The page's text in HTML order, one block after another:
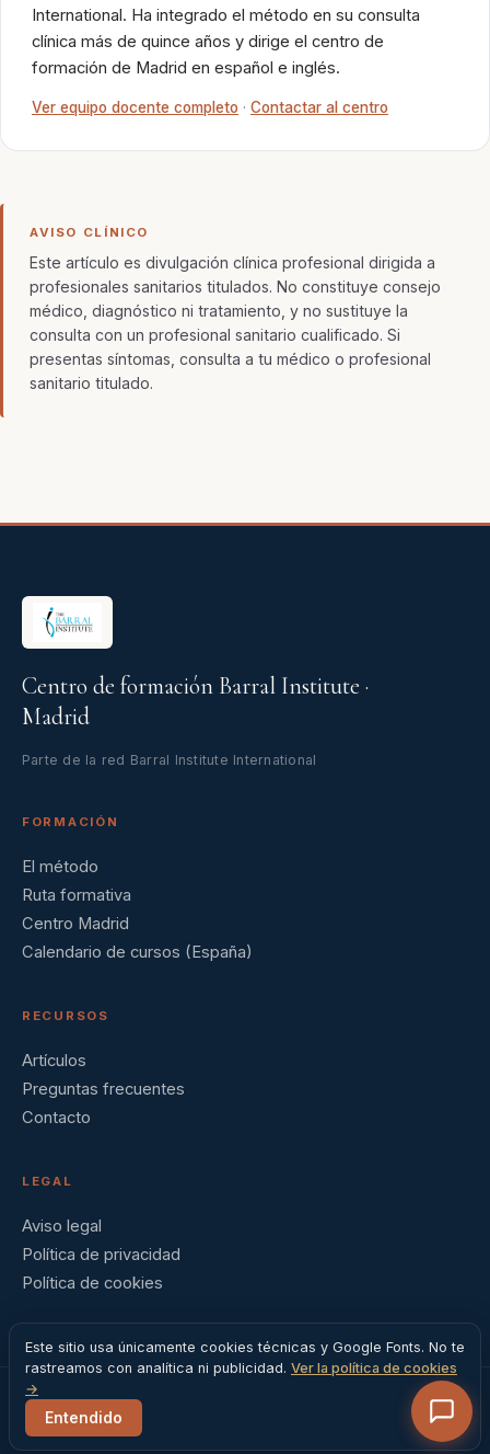
International. Ha integrado el método en su consulta
clínica más de quince años y dirige el centro de
formación de Madrid en español e inglés.
Ver equipo docente completo · Contactar al centro
AVISO CLÍNICO
Este artículo es divulgación clínica profesional dirigida a
profesionales sanitarios titulados. No constituye consejo
médico, diagnóstico ni tratamiento, y no sustituye la
consulta con un profesional sanitario cualificado. Si
presentas síntomas, consulta a tu médico o profesional
sanitario titulado.
Centro de formación Barral Institute ·
Madrid
Parte de la red Barral Institute International
FORMACIÓN
El método
Ruta formativa
Centro Madrid
Calendario de cursos (España)
RECURSOS
Artículos
Preguntas frecuentes
Contacto
LEGAL
Aviso legal
Política de privacidad
Política de cookies
© 2026 Barral Institute España · Madrid, España
Este sitio usa únicamente cookies técnicas y Google Fonts. No te
rastreamos con analítica ni publicidad. Ver la política de cookies
→
Entendido